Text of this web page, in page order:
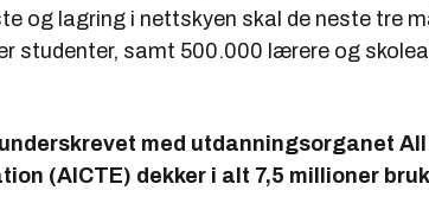
og lagring i nettskyen skal de neste tre
studenter, samt 500.000 lærere og
med utdanningsorganet
(AICTE) dekker i alt 7,5 millioner